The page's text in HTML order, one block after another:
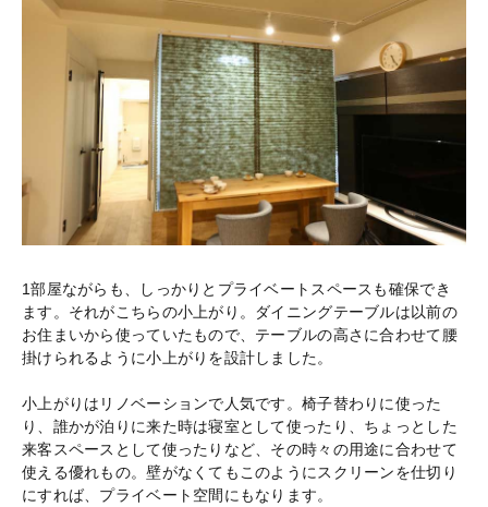
1部屋ながらも、しっかりとプライベートスペースも確保でき
ます。それがこちらの小上がり。ダイニングテーブルは以前の
お住まいから使っていたもので、テーブルの高さに合わせて腰
掛けられるように小上がりを設計しました。
小上がりはリノベーションで人気です。椅子替わりに使った
り、誰かが泊りに来た時は寝室として使ったり、ちょっとした
来客スペースとして使ったりなど、その時々の用途に合わせて
使える優れもの。壁がなくてもこのようにスクリーンを仕切り
にすれば、プライベート空間にもなります。